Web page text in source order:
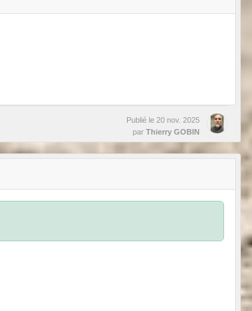
Publié le 20 nov. 2025
par Thierry GOBIN